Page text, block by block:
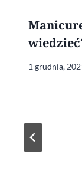
1 grudnia,